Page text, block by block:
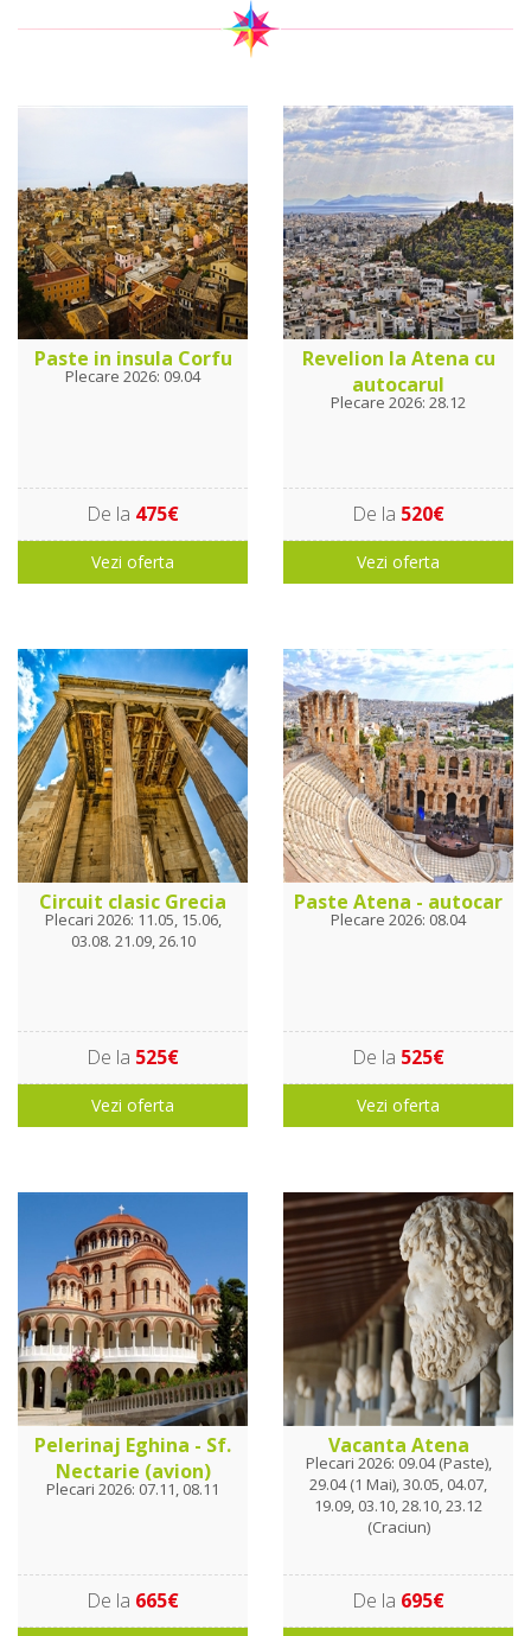
Paste in insula Corfu
Plecare 2026: 09.04
De la 475€
Vezi oferta
Revelion la Atena cu
autocarul
Plecare 2026: 28.12
De la 520€
Vezi oferta
Circuit clasic Grecia
Plecari 2026: 11.05, 15.06,
03.08. 21.09, 26.10
De la 525€
Vezi oferta
Paste Atena - autocar
Plecare 2026: 08.04
De la 525€
Vezi oferta
Pelerinaj Eghina - Sf.
Nectarie (avion)
Plecari 2026: 07.11, 08.11
De la 665€
Vacanta Atena
Plecari 2026: 09.04 (Paste),
29.04 (1 Mai), 30.05, 04.07,
19.09, 03.10, 28.10, 23.12
(Craciun)
De la 695€